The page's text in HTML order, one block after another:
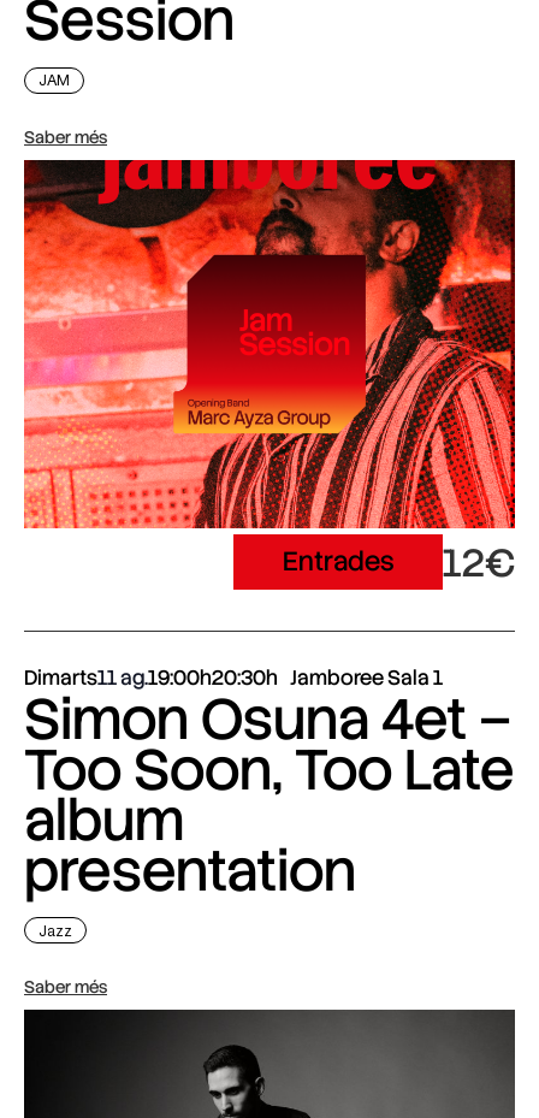
Session
JAM
Saber més
Entrades 12€
Dimarts11 ag.19:00h20:30h Jamboree Sala 1
Simon Osuna 4et –
Too Soon, Too Late
album
presentation
Jazz
Saber més